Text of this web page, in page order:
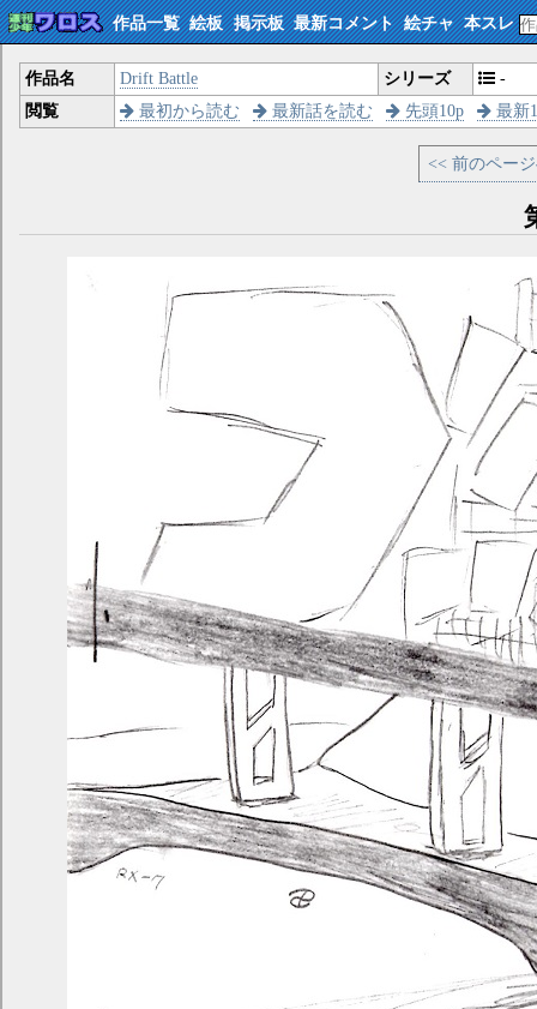
作品一覧 絵板 掲示板 最新コメント 絵チャ 本スレ
作品名 Drift Battle シリーズ
-
閲覧
最初から読む 最新話を読む 先頭10p 最新
<< 前のペー